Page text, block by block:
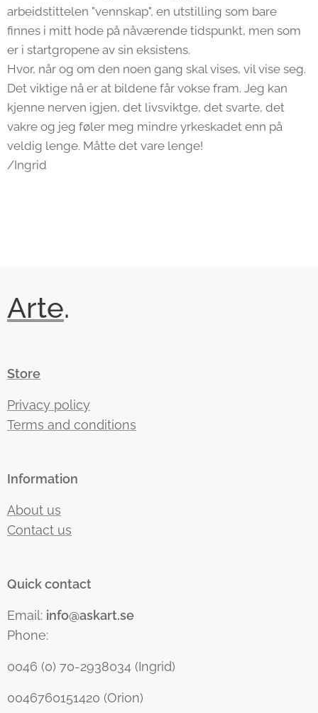
arbeidstittelen "vennskap", en utstilling som bare
finnes i mitt hode på nåværende tidspunkt, men som
er i startgropene av sin eksistens.
Hvor, når og om den noen gang skal vises, vil vise seg.
Det viktige nå er at bildene får vokse fram. Jeg kan
kjenne nerven igjen, det livsviktge, det svarte, det
vakre og jeg føler meg mindre yrkeskadet enn på
veldig lenge. Måtte det vare lenge!
/Ingrid
Arte.
Store
Privacy policy
Terms and conditions
Information
About us
Contact us
Quick contact
Email: info@askart.se
Phone:
0046 (0) 70-2938034 (Ingrid)
0046760151420 (Orion)